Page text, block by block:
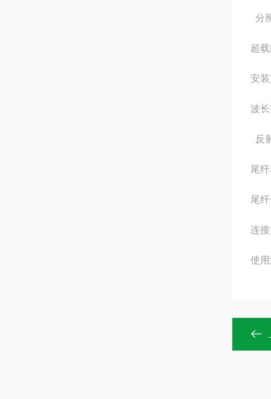
分
超
安
波
反
尾
尾
连
使